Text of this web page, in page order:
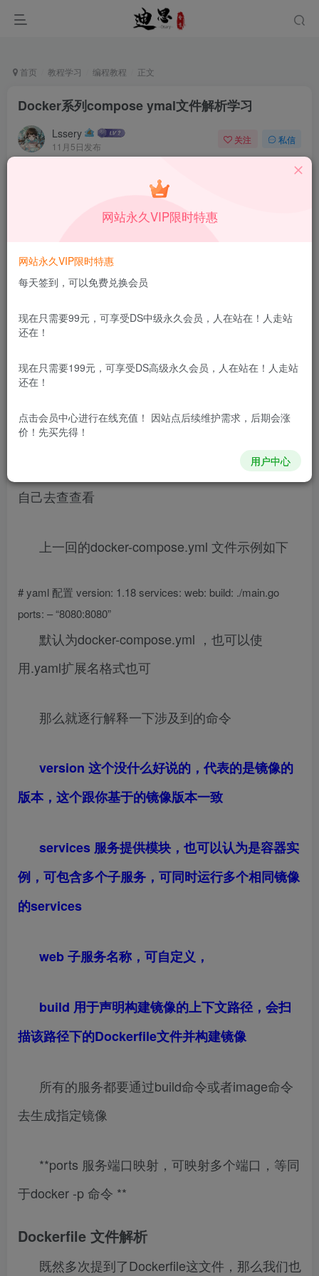
首页 教程学习 编程教程 正文
Docker系列compose ymal文件解析学习
Lssery
11月5日发布
关注 私信
本站所有内容来自互联网收集，仅供学习和交流，请勿用于商业
用途。如有侵权、不妥之处，请第一时间联系我们删除！
免费资源网 – https://freexyz.cn/
docker-compose.yml 文件
yml文件格式与json类似，采用缩进的形式来区
别上下级关系，支持多种数据类型，字符，布尔，
整数，日期，时间等，详细语法大家有兴趣的可以
自己去查查看
上一回的docker-compose.yml 文件示例如下
# yaml 配置 version: 1.18 services: web: build: ./main.go
ports: – “8080:8080”
默认为docker-compose.yml ，也可以使
用.yaml扩展名格式也可
那么就逐行解释一下涉及到的命令
version 这个没什么好说的，代表的是镜像的
版本，这个跟你基于的镜像版本一致
services 服务提供模块，也可以认为是容器实
例，可包含多个子服务，可同时运行多个相同镜像
的services
web 子服务名称，可自定义，
build 用于声明构建镜像的上下文路径，会扫
描该路径下的Dockerfile文件并构建镜像
所有的服务都要通过build命令或者image命令
去生成指定镜像
**ports 服务端口映射，可映射多个端口，等同
于docker -p 命令 **
Dockerfile 文件解析
既然多次提到了Dockerfile这文件，那么我们也
网站永久VIP限时特惠
网站永久VIP限时特惠
每天签到，可以免费兑换会员
现在只需要99元，可享受DS中级永久会员，人在站在！人走站
还在！
现在只需要199元，可享受DS高级永久会员，人在站在！人走站
还在！
点击会员中心进行在线充值！ 因站点后续维护需求，后期会涨
价！先买先得！
用户中心